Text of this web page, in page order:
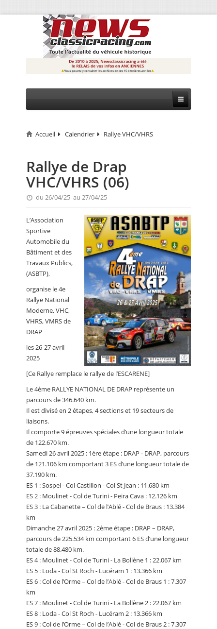
CIRCUIT
RALLYE
MONTAGNE
EVÈNEMENTS
CALENDRIER
FOCUS
VIDEO
PETITES ANNONCES
Accueil Calendrier Rallye VHC/VHRS
Rallye de Drap
VHC/VHRS (06)
du 26/04/25 au 27/04/25
L’Association
Sportive
Automobile du
Bâtiment et des
Travaux Publics,
(ASBTP),
organise le 4e
Rallye National
Moderne, VHC,
VHRS, VMRS de
DRAP
les 26-27 avril
2025
[Ce Rallye remplace le rallye de l’ESCARENE]
Le 4ème RALLYE NATIONAL DE DRAP représente un
parcours de 346.640 km.
Il est divisé en 2 étapes, 4 sections et 19 secteurs de
liaisons.
Il comporte 9 épreuves spéciales d’une longueur totale
de 122.670 km.
Samedi 26 avril 2025 : 1ère étape : DRAP - DRAP, parcours
de 121.106 km comportant 3 ES d’une longueur totale de
37.190 km.
ES 1 : Sospel - Col Castillon - Col St Jean : 11.680 km
ES 2 : Moulinet - Col de Turini - Peira Cava : 12.126 km
ES 3 : La Cabanette – Col de l’Ablé - Col de Braus : 13.384
km
Dimanche 27 avril 2025 : 2ème étape : DRAP – DRAP,
parcours de 225.534 km comportant 6 ES d’une longueur
totale de 88.480 km.
ES 4 : Moulinet - Col de Turini - La Bollène 1 : 22.067 km
ES 5 : Loda - Col St Roch - Lucéram 1 : 13.366 km
ES 6 : Col de l’Orme – Col de l’Ablé - Col de Braus 1 : 7.307
km
ES 7 : Moulinet - Col de Turini - La Bollène 2 : 22.067 km
ES 8 : Loda - Col St Roch - Lucéram 2 : 13.366 km
ES 9 : Col de l’Orme – Col de l’Ablé - Col de Braus 2 : 7.307